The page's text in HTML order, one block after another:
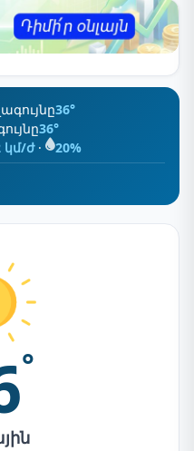
36°
36°
կմ/ժ· 20%
°